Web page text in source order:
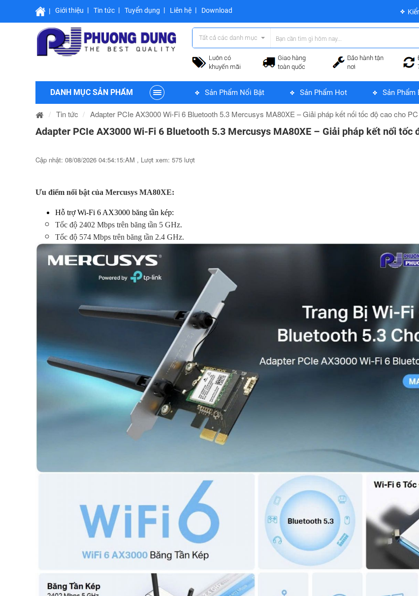
Giới thiệu Tin tức Tuyển dụng Liên hệ Download
Tất cả các danh mục
Luôn có
khuyến mãi
Giao hàng
toàn quốc
Bảo hành tận
nơi
DANH MỤC SẢN PHẨM Sản Phẩm Nổi Bật Sản Phẩm Hot Sản Phẩm
Tin tức Adapter PCIe AX3000 Wi-Fi 6 Bluetooth 5.3 Mercusys MA80XE – Giải pháp kết nối tốc độ cao cho PC
Adapter PCIe AX3000 Wi-Fi 6 Bluetooth 5.3 Mercusys MA80XE – Giải pháp kết nối tốc
Cập nhật: 08/08/2026 04:54:15:AM , Lượt xem: 575 lượt
Ưu điểm nổi bật của Mercusys MA80XE:
Hỗ trợ Wi-Fi 6 AX3000 băng tần kép:
Tốc độ 2402 Mbps trên băng tần 5 GHz.
Tốc độ 574 Mbps trên băng tần 2.4 GHz.